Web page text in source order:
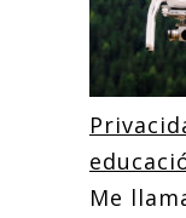
Me